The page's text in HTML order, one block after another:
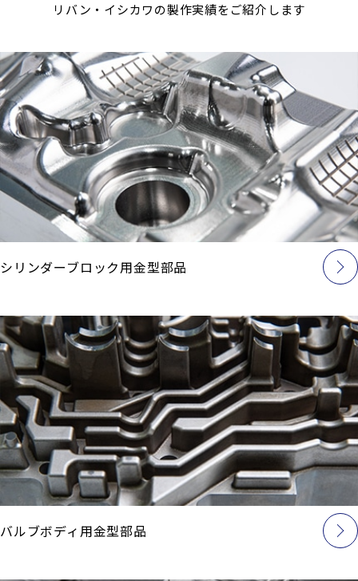
リバン・イシカワの製作実績をご紹介します
シリンダーブロック用金型部品
バルブボディ用金型部品